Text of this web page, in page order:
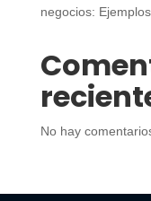
negocios:
No hay